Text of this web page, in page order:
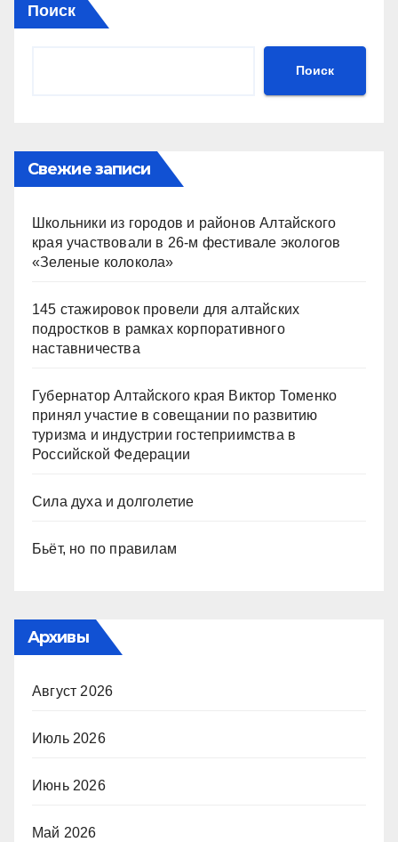
Поиск
Поиск
Свежие записи
Школьники из городов и районов Алтайского
края участвовали в 26-м фестивале экологов
«Зеленые колокола»
145 стажировок провели для алтайских
подростков в рамках корпоративного
наставничества
Губернатор Алтайского края Виктор Томенко
принял участие в совещании по развитию
туризма и индустрии гостеприимства в
Российской Федерации
Сила духа и долголетие
Бьёт, но по правилам
Архивы
Август 2026
Июль 2026
Июнь 2026
Май 2026